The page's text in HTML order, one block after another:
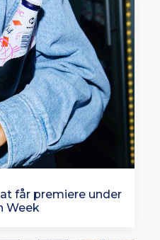
får premiere under
Week